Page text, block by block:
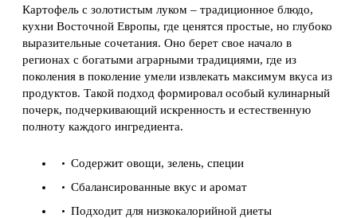
Картофель с золотистым луком – традиционное блюдо,
кухни Восточной Европы, где ценятся простые, но глубоко
выразительные сочетания. Оно берет свое начало в
регионах с богатыми аграрными традициями, где из
поколения в поколение умели извлекать максимум вкуса из
продуктов. Такой подход формировал особый кулинарный
почерк, подчеркивающий искренность и естественную
полноту каждого ингредиента.
Содержит овощи, зелень, специи
Сбалансированные вкус и аромат
Подходит для низкокалорийной диеты